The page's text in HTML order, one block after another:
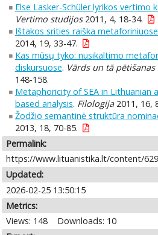
Else Lasker-Schüler lyrikos vertimo
Vertimo studijos2011, 4, 18-34.
Ištakos srities raiška
2014, 19, 33-47.
Kas mūsų tyko: nusikaltimo
diskursuose. Vārds un tā pētišanas
148-158.
Metaphoricity of SEA in Lithuanian
based analysis. Filologija2011, 16,
Žodžio semantinė struktūra
2013, 18, 70-85.
Permalink:
https://www.lituanistika.lt/content/
Updated:
2026-02-25 13:50:15
Metrics:
Views: 148
Downloads: 10